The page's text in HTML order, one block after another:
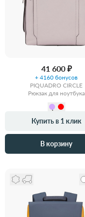
41 600 ₽
+ 4160 бонусов
PIQUADRO CIRCLE
Рюкзак для ноутбука
Купить в 1 клик
В корзину